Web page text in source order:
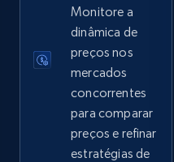
URL, Product id, Title,
Seller reviews,
more.
Monitore a
dinâmica de
preços nos
mercados
concorrentes
para comparar
preços e refinar
estratégias de